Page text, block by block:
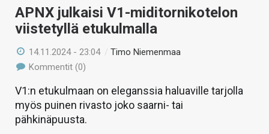
APNX julkaisi V1-miditornikotelon
viistetyllä etukulmalla
14.11.2024 - 23:04 /Timo Niemenmaa
Kommentit (0)
V1:n etukulmaan on eleganssia haluaville tarjolla
myös puinen rivasto joko saarni- tai
pähkinäpuusta.